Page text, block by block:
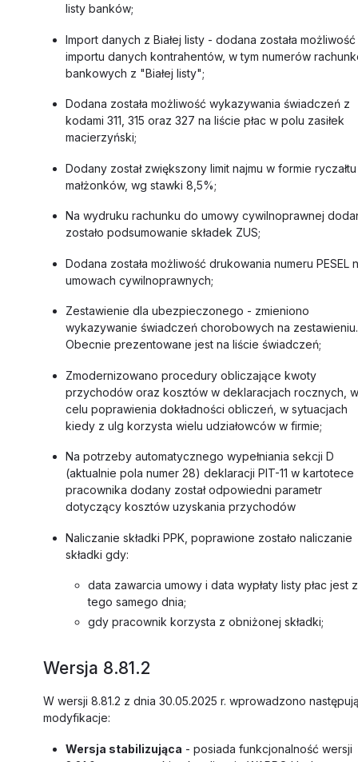
listy banków;
Import danych z Białej listy - dodana została możliwość
importu danych kontrahentów, w tym numerów
bankowych z "Białej listy";
Dodana została możliwość wykazywania świadczeń z
kodami 311, 315 oraz 327 na liście płac w polu zasiłek
macierzyński;
Dodany został zwiększony limit najmu w formie
małżonków, wg stawki 8,5%;
Na wydruku rachunku do umowy cywilnoprawnej
zostało podsumowanie składek ZUS;
Dodana została możliwość drukowania numeru PESEL
umowach cywilnoprawnych;
Zestawienie dla ubezpieczonego - zmieniono
wykazywanie świadczeń chorobowych na zestawieniu.
Obecnie prezentowane jest na liście świadczeń;
Zmodernizowano procedury obliczające kwoty
przychodów oraz kosztów w deklaracjach rocznych, w
celu poprawienia dokładności obliczeń, w sytuacjach
kiedy z ulg korzysta wielu udziałowców w firmie;
Na potrzeby automatycznego wypełniania sekcji D
(aktualnie pola numer 28) deklaracji PIT-11 w kartotece
pracownika dodany został odpowiedni parametr
dotyczący kosztów uzyskania przychodów
Naliczanie składki PPK, poprawione zostało naliczanie
składki gdy:
data zawarcia umowy i data wypłaty listy płac jest z
tego samego dnia;
gdy pracownik korzysta z obniżonej składki;
Wersja 8.81.2
W wersji 8.81.2 z dnia 30.05.2025 r. wprowadzono
modyfikacje:
Wersja stabilizująca - posiada funkcjonalność wersji